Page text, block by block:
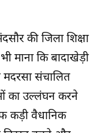
की जिला शिक्षा
माना कि बादाखेड़ी
संचालित
का उल्लंघन करने
कड़ी वैधानिक